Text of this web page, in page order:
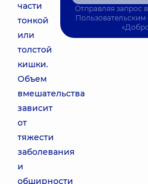
части
тонкой
или
толстой
кишки.
Объем
вмешательства
зависит
от
тяжести
заболевания
и
обширности
Отправляя запрос